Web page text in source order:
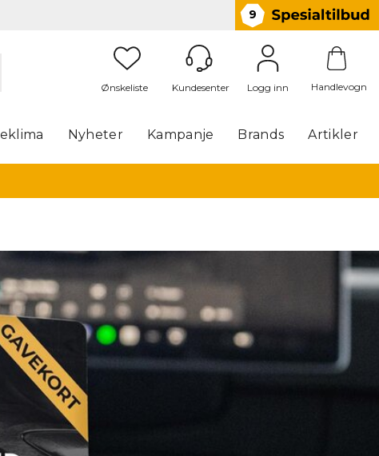
9
Logg inn Handlevogn
Nyheter Kampanje Brands Artikler